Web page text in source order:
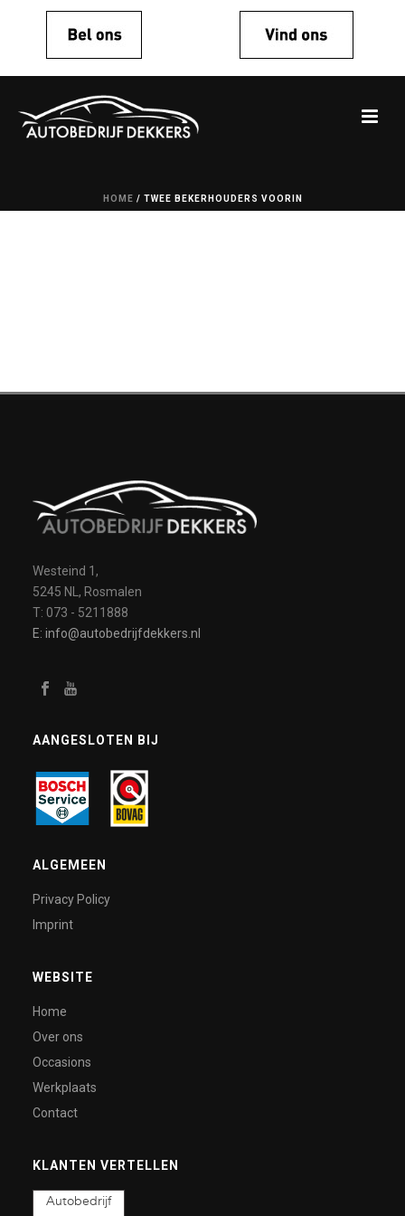
HOME / TWEE BEKERHOUDERS VOORIN
Westeind 1,
5245 NL, Rosmalen
T: 073 - 5211888
E: info@autobedrijfdekkers.nl
AANGESLOTEN BIJ
ALGEMEEN
Privacy Policy
Imprint
WEBSITE
Home
Over ons
Occasions
Werkplaats
Contact
KLANTEN VERTELLEN
Autobedrijf